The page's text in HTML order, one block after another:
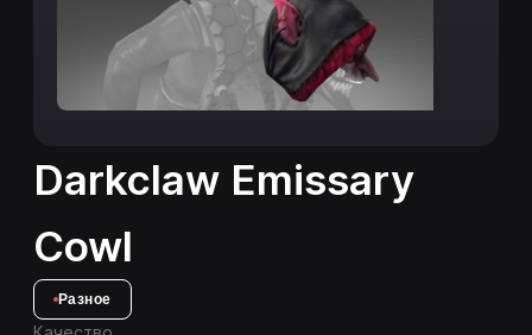
Darkclaw Emissary
Cowl
Разное